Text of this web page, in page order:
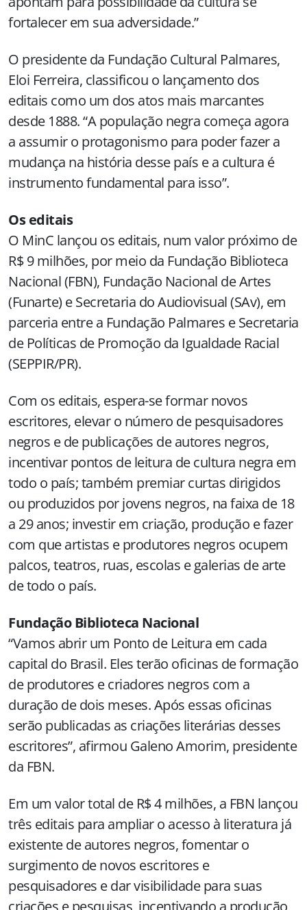
fortalecer em sua adversidade.”
O presidente da Fundação Cultural Palmares,
Eloi Ferreira, classificou o lançamento dos
editais como um dos atos mais marcantes
desde 1888. “A população negra começa agora
a assumir o protagonismo para poder fazer a
mudança na história desse país e a cultura é
instrumento fundamental para isso”.
Os editais
O MinC lançou os editais, num valor próximo de
R$ 9 milhões, por meio da Fundação Biblioteca
Nacional (FBN), Fundação Nacional de Artes
(Funarte) e Secretaria do Audiovisual (SAv), em
parceria entre a Fundação Palmares e Secretaria
de Políticas de Promoção da Igualdade Racial
(SEPPIR/PR).
Com os editais, espera-se formar novos
escritores, elevar o número de pesquisadores
negros e de publicações de autores negros,
incentivar pontos de leitura de cultura negra em
todo o país; também premiar curtas dirigidos
ou produzidos por jovens negros, na faixa de 18
a 29 anos; investir em criação, produção e fazer
com que artistas e produtores negros ocupem
palcos, teatros, ruas, escolas e galerias de arte
de todo o país.
Fundação Biblioteca Nacional
“Vamos abrir um Ponto de Leitura em cada
capital do Brasil. Eles terão oficinas de formação
de produtores e criadores negros com a
duração de dois meses. Após essas oficinas
serão publicadas as criações literárias desses
escritores”, afirmou Galeno Amorim, presidente
da FBN.
Em um valor total de R$ 4 milhões, a FBN lançou
três editais para ampliar o acesso à literatura já
existente de autores negros, fomentar o
surgimento de novos escritores e
pesquisadores e dar visibilidade para suas
criações e pesquisas, incentivando a produção